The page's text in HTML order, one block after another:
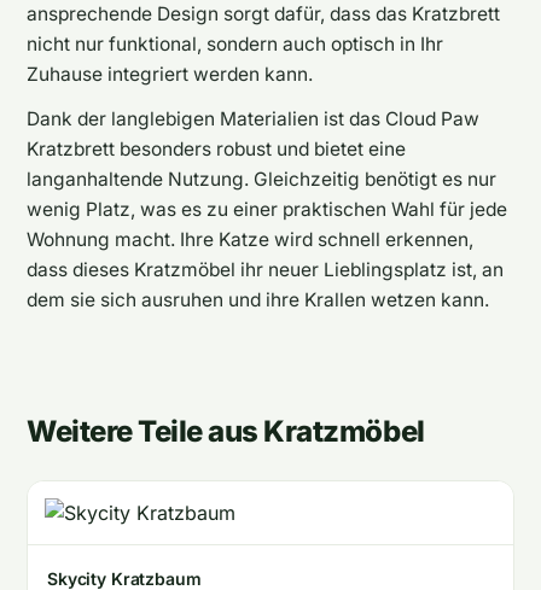
ansprechende Design sorgt dafür, dass das Kratzbrett
nicht nur funktional, sondern auch optisch in Ihr
Zuhause integriert werden kann.
Dank der langlebigen Materialien ist das Cloud Paw
Kratzbrett besonders robust und bietet eine
langanhaltende Nutzung. Gleichzeitig benötigt es nur
wenig Platz, was es zu einer praktischen Wahl für jede
Wohnung macht. Ihre Katze wird schnell erkennen,
dass dieses Kratzmöbel ihr neuer Lieblingsplatz ist, an
dem sie sich ausruhen und ihre Krallen wetzen kann.
Weitere Teile aus Kratzmöbel
Skycity Kratzbaum